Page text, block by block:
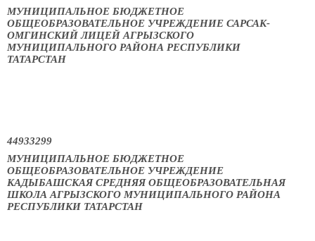
МУНИЦИПАЛЬНОЕ БЮДЖЕТНОЕ
ОБЩЕОБРАЗОВАТЕЛЬНОЕ УЧРЕЖДЕНИЕ САРСАК-
ОМГИНСКИЙ ЛИЦЕЙ АГРЫЗСКОГО
МУНИЦИПАЛЬНОГО РАЙОНА РЕСПУБЛИКИ
ТАТАРСТАН
44933299
МУНИЦИПАЛЬНОЕ БЮДЖЕТНОЕ
ОБЩЕОБРАЗОВАТЕЛЬНОЕ УЧРЕЖДЕНИЕ
КАДЫБАШСКАЯ СРЕДНЯЯ ОБЩЕОБРАЗОВАТЕЛЬНАЯ
ШКОЛА АГРЫЗСКОГО МУНИЦИПАЛЬНОГО РАЙОНА
РЕСПУБЛИКИ ТАТАРСТАН